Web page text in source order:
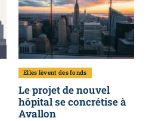
Elles lèvent des fonds
Le projet de nouvel
hôpital se concrétise à
Avallon